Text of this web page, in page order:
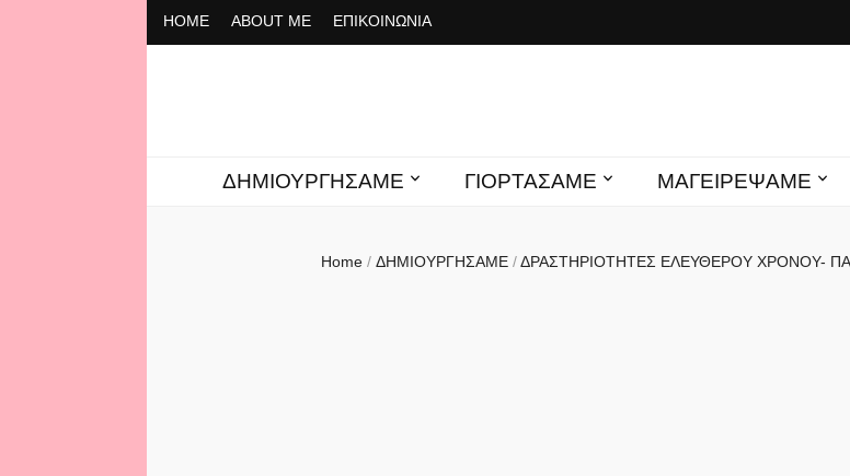
ΗΟΜΕ ABOUT ME ΕΠΙΚΟΙΝΩΝΙΑ
ΔΗΜΙΟΥΡΓΗΣΑΜΕ ΓΙΟΡΤΑΣΑΜΕ ΜΑΓΕΙΡΕΨΑΜΕ
Home / ΔΗΜΙΟΥΡΓΗΣΑΜΕ /ΔΡΑΣΤΗΡΙΟΤΗΤΕΣ ΕΛΕΥΘΕΡΟΥ ΧΡΟΝΟΥ-